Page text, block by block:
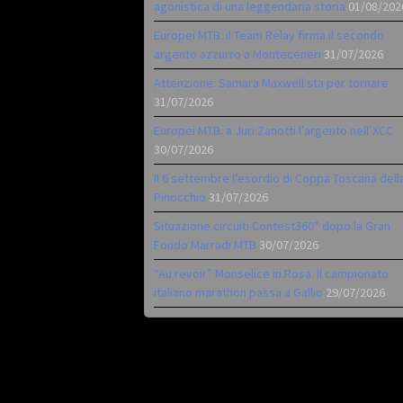
agonistica di una leggendaria storia 01/08/
Europei MTB: il Team Relay firma il secondo
argento azzurro a Monteceneri 31/07/2026
Attenzione: Samara Maxwell sta per tornare
31/07/2026
Europei MTB: a Juri Zanotti l’argento nell’XCC
30/07/2026
Il 6 settembre l’esordio di Coppa Toscana
Pinocchio 31/07/2026
Situazione circuiti Contest360° dopo la Gran
Fondo Marradi MTB 30/07/2026
“Au revoir” Monselice in Rosa. Il campionato
italiano marathon passa a Gallio 29/07/2026